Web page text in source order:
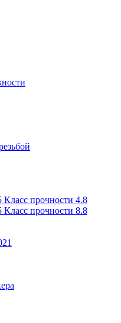
прочности 4.8
прочности 8.8